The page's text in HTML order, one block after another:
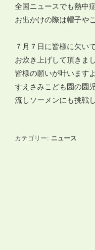
全国ニュースでも熱中
お出かけの際は帽子や
７月７日に皆様に欠い
お炊き上げして頂きま
皆様の願いが叶いま
すえさみこども園の園
流しソーメンにも挑戦
カテゴリー: ニュース